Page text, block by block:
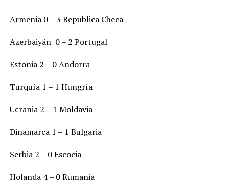
Armenia 0 – 3 Republica Checa
Azerbaiyán 0 – 2 Portugal
Estonia 2 – 0 Andorra
Turquía 1 – 1 Hungría
Ucrania 2 – 1 Moldavia
Dinamarca 1 – 1 Bulgaria
Serbia 2 – 0 Escocia
Holanda 4 – 0 Rumania